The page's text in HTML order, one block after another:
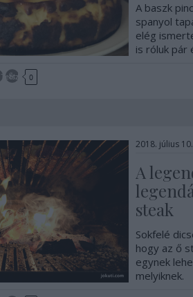
A baszk
spanyol
elég
is róluk pár
második
Tetszik 0
2018. július 10.
A
steak
Sokfelé
hogy az ő
egynek
melyiknek.